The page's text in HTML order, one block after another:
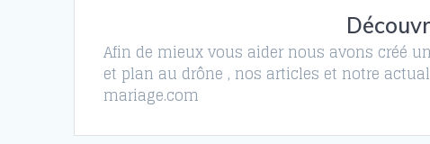
Afin de mieux vous aider nous avons créé
et plan au drône , nos articles et notre
mariage.com